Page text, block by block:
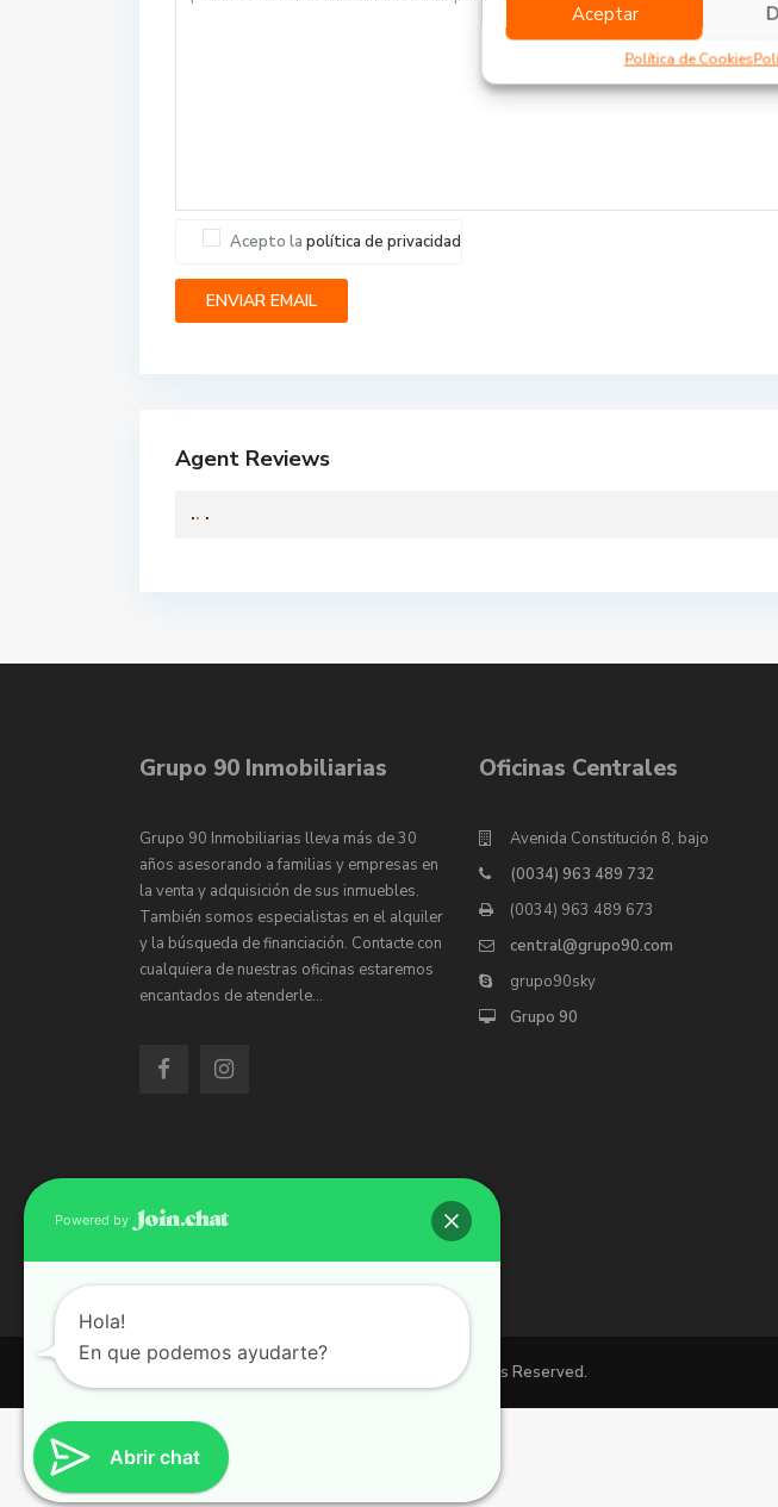
Aceptar
Política de Cookies
Acepto la política de privacidad
Agent Reviews
.. .
Grupo 90 Inmobiliarias
Grupo 90 Inmobiliarias lleva más de 30
años asesorando a familias y empresas en
la venta y adquisición de sus inmuebles.
También somos especialistas en el alquiler
y la búsqueda de financiación. Contacte con
cualquiera de nuestras oficinas estaremos
encantados de atenderle…
Oficinas Centrales
Avenida Constitución 8, bajo
(0034) 963 489 732
(0034) 963 489 673
central@grupo90.com
grupo90sky
Grupo 90
Copyright 2026 | Grupo 90 inmobiliarias. All Rights Reserved.
Abrir chat
Powered by
Hola!
En que podemos ayudarte?